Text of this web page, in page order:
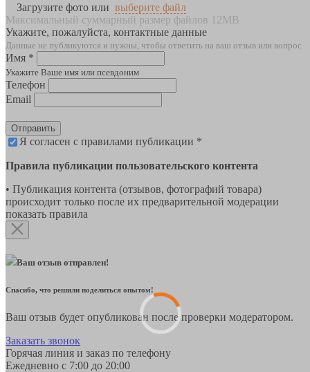
Загрузите фото или выберите файл
Максимальный суммарный размер файлов 12MB
Укажите, пожалуйста, контактные данные
Данные не публикуются и нужны, чтобы ответить на ваш отзыв или вопрос
Имя *
Укажите Ваше имя или псевдоним
Телефон
Email
Отправить
Я согласен с правилами публикации *
Правила публикации пользовательского контента
• Публикация контента (отзывов, фотографий товара)
происходит только после их предварительной модерации
показать правила
Ваш отзыв отправлен!
Спасибо, что решили поделиться опытом!
Ваш отзыв будет опубликован после проверки модератором.
Заказать звонок
Горячая линия и заказ по телефону
Ежедневно с 7:00 до 20:00